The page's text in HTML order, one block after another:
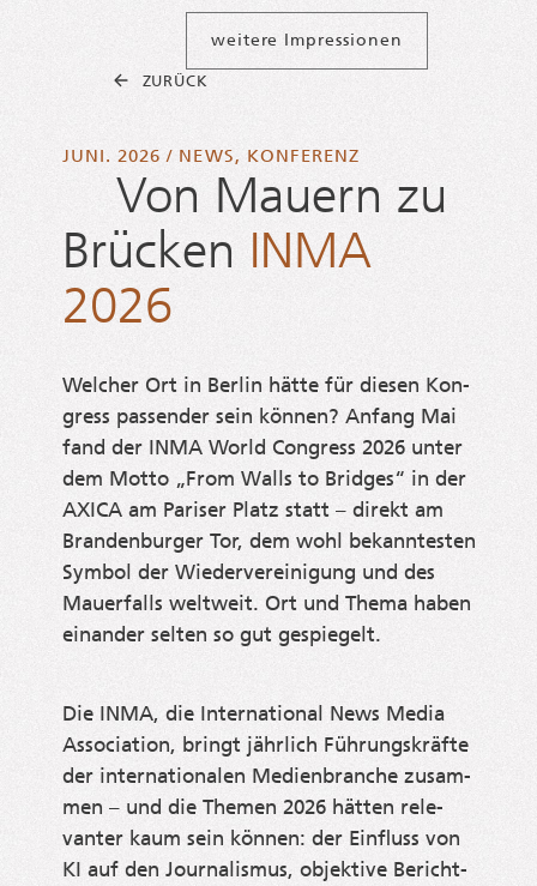
weitere Impressionen
ZURÜCK
Von Mauern zu
Brücken INMA
2026
JUNI. 2026 / NEWS, KONFERENZ
Wel­cher Ort in Ber­lin hät­te für die­sen Kon­
gress pas­sen­der sein kön­nen? Anfang Mai
fand der INMA World Con­gress 2026 unter
dem Mot­to „From Walls to Bridges“ in der
AXICA am Pari­ser Platz statt – direkt am
Bran­den­bur­ger Tor, dem wohl bekann­tes­ten
Sym­bol der Wie­der­ver­ei­ni­gung und des
Mau­er­falls welt­weit. Ort und The­ma haben
ein­an­der sel­ten so gut gespiegelt.
Die INMA, die Inter­na­tio­nal News Media
Asso­cia­ti­on, bringt jähr­lich Füh­rungs­kräf­te
der inter­na­tio­na­len Medi­en­bran­che zusam­
men – und die The­men 2026 hät­ten rele­
van­ter kaum sein kön­nen: der Ein­fluss von
KI auf den Jour­na­lis­mus, objek­ti­ve Bericht­